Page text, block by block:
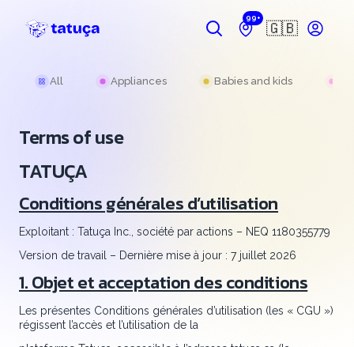
99+
🇬🇧
All Appliances Babies and kids
Terms of use
TATUÇA
Conditions générales d’utilisation
Exploitant : Tatuça Inc., société par actions – NEQ 1180355779
Version de travail – Dernière mise à jour : 7 juillet 2026
1. Objet et acceptation des conditions
Les présentes Conditions générales d’utilisation (les « CGU »)
régissent l’accès et l’utilisation de la